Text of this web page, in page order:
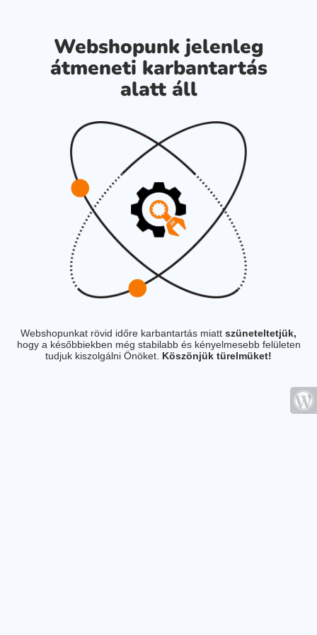
Webshopunk jelenleg
átmeneti karbantartás
alatt áll
Webshopunkat rövid időre karbantartás miatt szüneteltetjük,
hogy a későbbiekben még stabilabb és kényelmesebb felületen
tudjuk kiszolgálni Önöket. Köszönjük türelmüket!